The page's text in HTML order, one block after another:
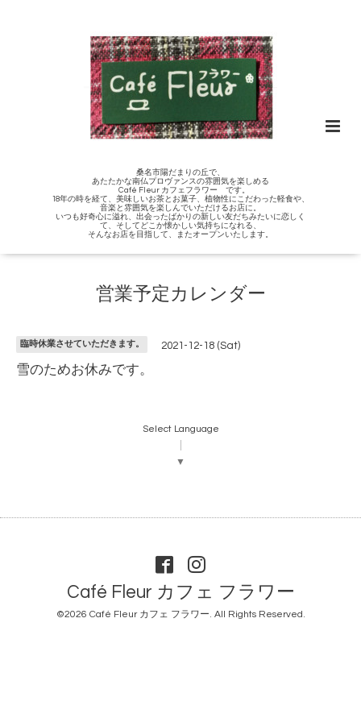
桑名市陽だまりの丘で、
あたたかな南仏プロヴァンスの雰囲気を楽しめる
Café Fleur カフェフラワー です。
18年の時を経て、美味しいお茶とお菓子、植物性にこだわった軽食や、
音楽と雰囲気を楽しんでいただけるお店に。
いつも好奇心に溢れ、出会ったばかりの新しい友だちみたいに恋しく
て、そしてどこか懐かしい気持ちになれる、
そんなお店を目指して、またオープンいたします。
営業予定カレンダー
臨時休業させていただきます。 2021-12-18 (Sat)
雪のためお休みです。
Select Language
▼
Café Fleur カフェ フラワー
©2026 Café Fleur カフェ フラワー. All Rights Reserved.